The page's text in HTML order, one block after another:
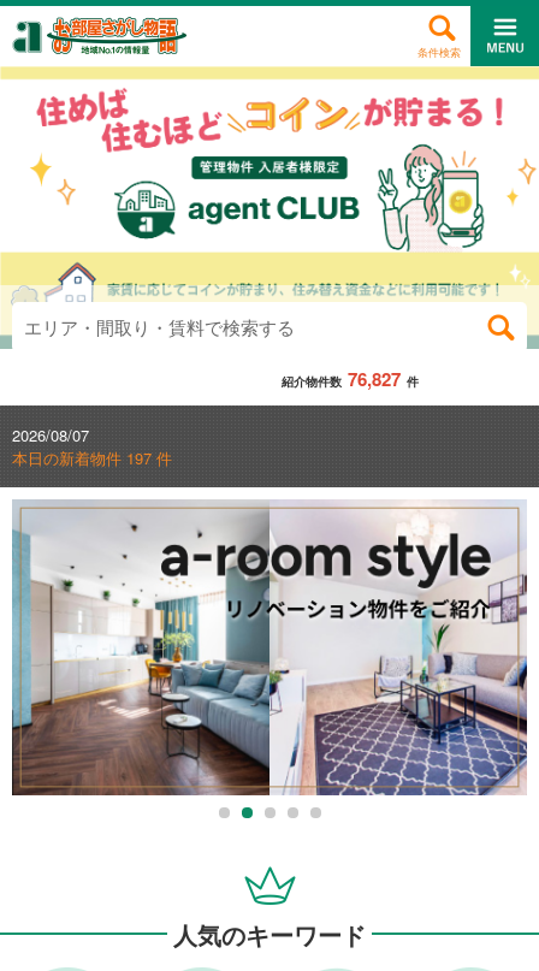
条件検索
紹介物件数 76,827 件
エリア・間取り・賃料で検索する
2026/08/07
本日の新着物件 197 件
人気のキーワード